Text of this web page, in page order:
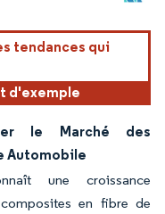
une attribution sous CC BY
tendances qui
d'exemple
le Marché des
Automobile
une croissance
en fibre de